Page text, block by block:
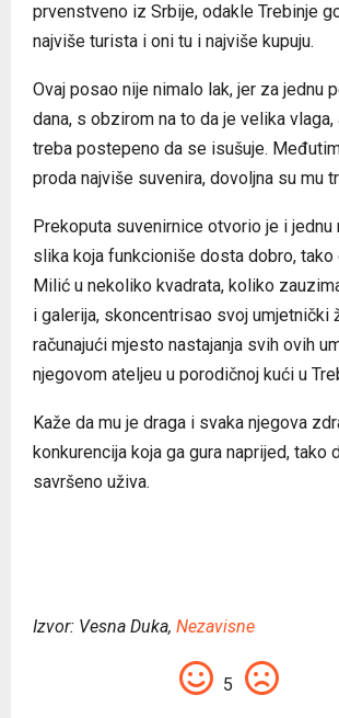
prvenstveno iz Srbije, odakle Trebinje
najviše turista i oni tu i najviše kupuju.
Ovaj posao nije nimalo lak, jer za jednu
dana, s obzirom na to da je velika vlaga,
treba postepeno da se isušuje.
proda najviše suvenira, dovoljna su mu
Prekoputa suvenirnice otvorio je i jednu
slika koja funkcioniše dosta dobro, tako
Milić u nekoliko kvadrata, koliko
i galerija, skoncentrisao svoj umjetnički
računajući mjesto nastajanja svih ovih
njegovom ateljeu u porodičnoj kući u
Kaže da mu je draga i svaka njegova
konkurencija koja ga gura naprijed, tako
savršeno uživa.
Izvor: Vesna Duka, Nezavisne
5